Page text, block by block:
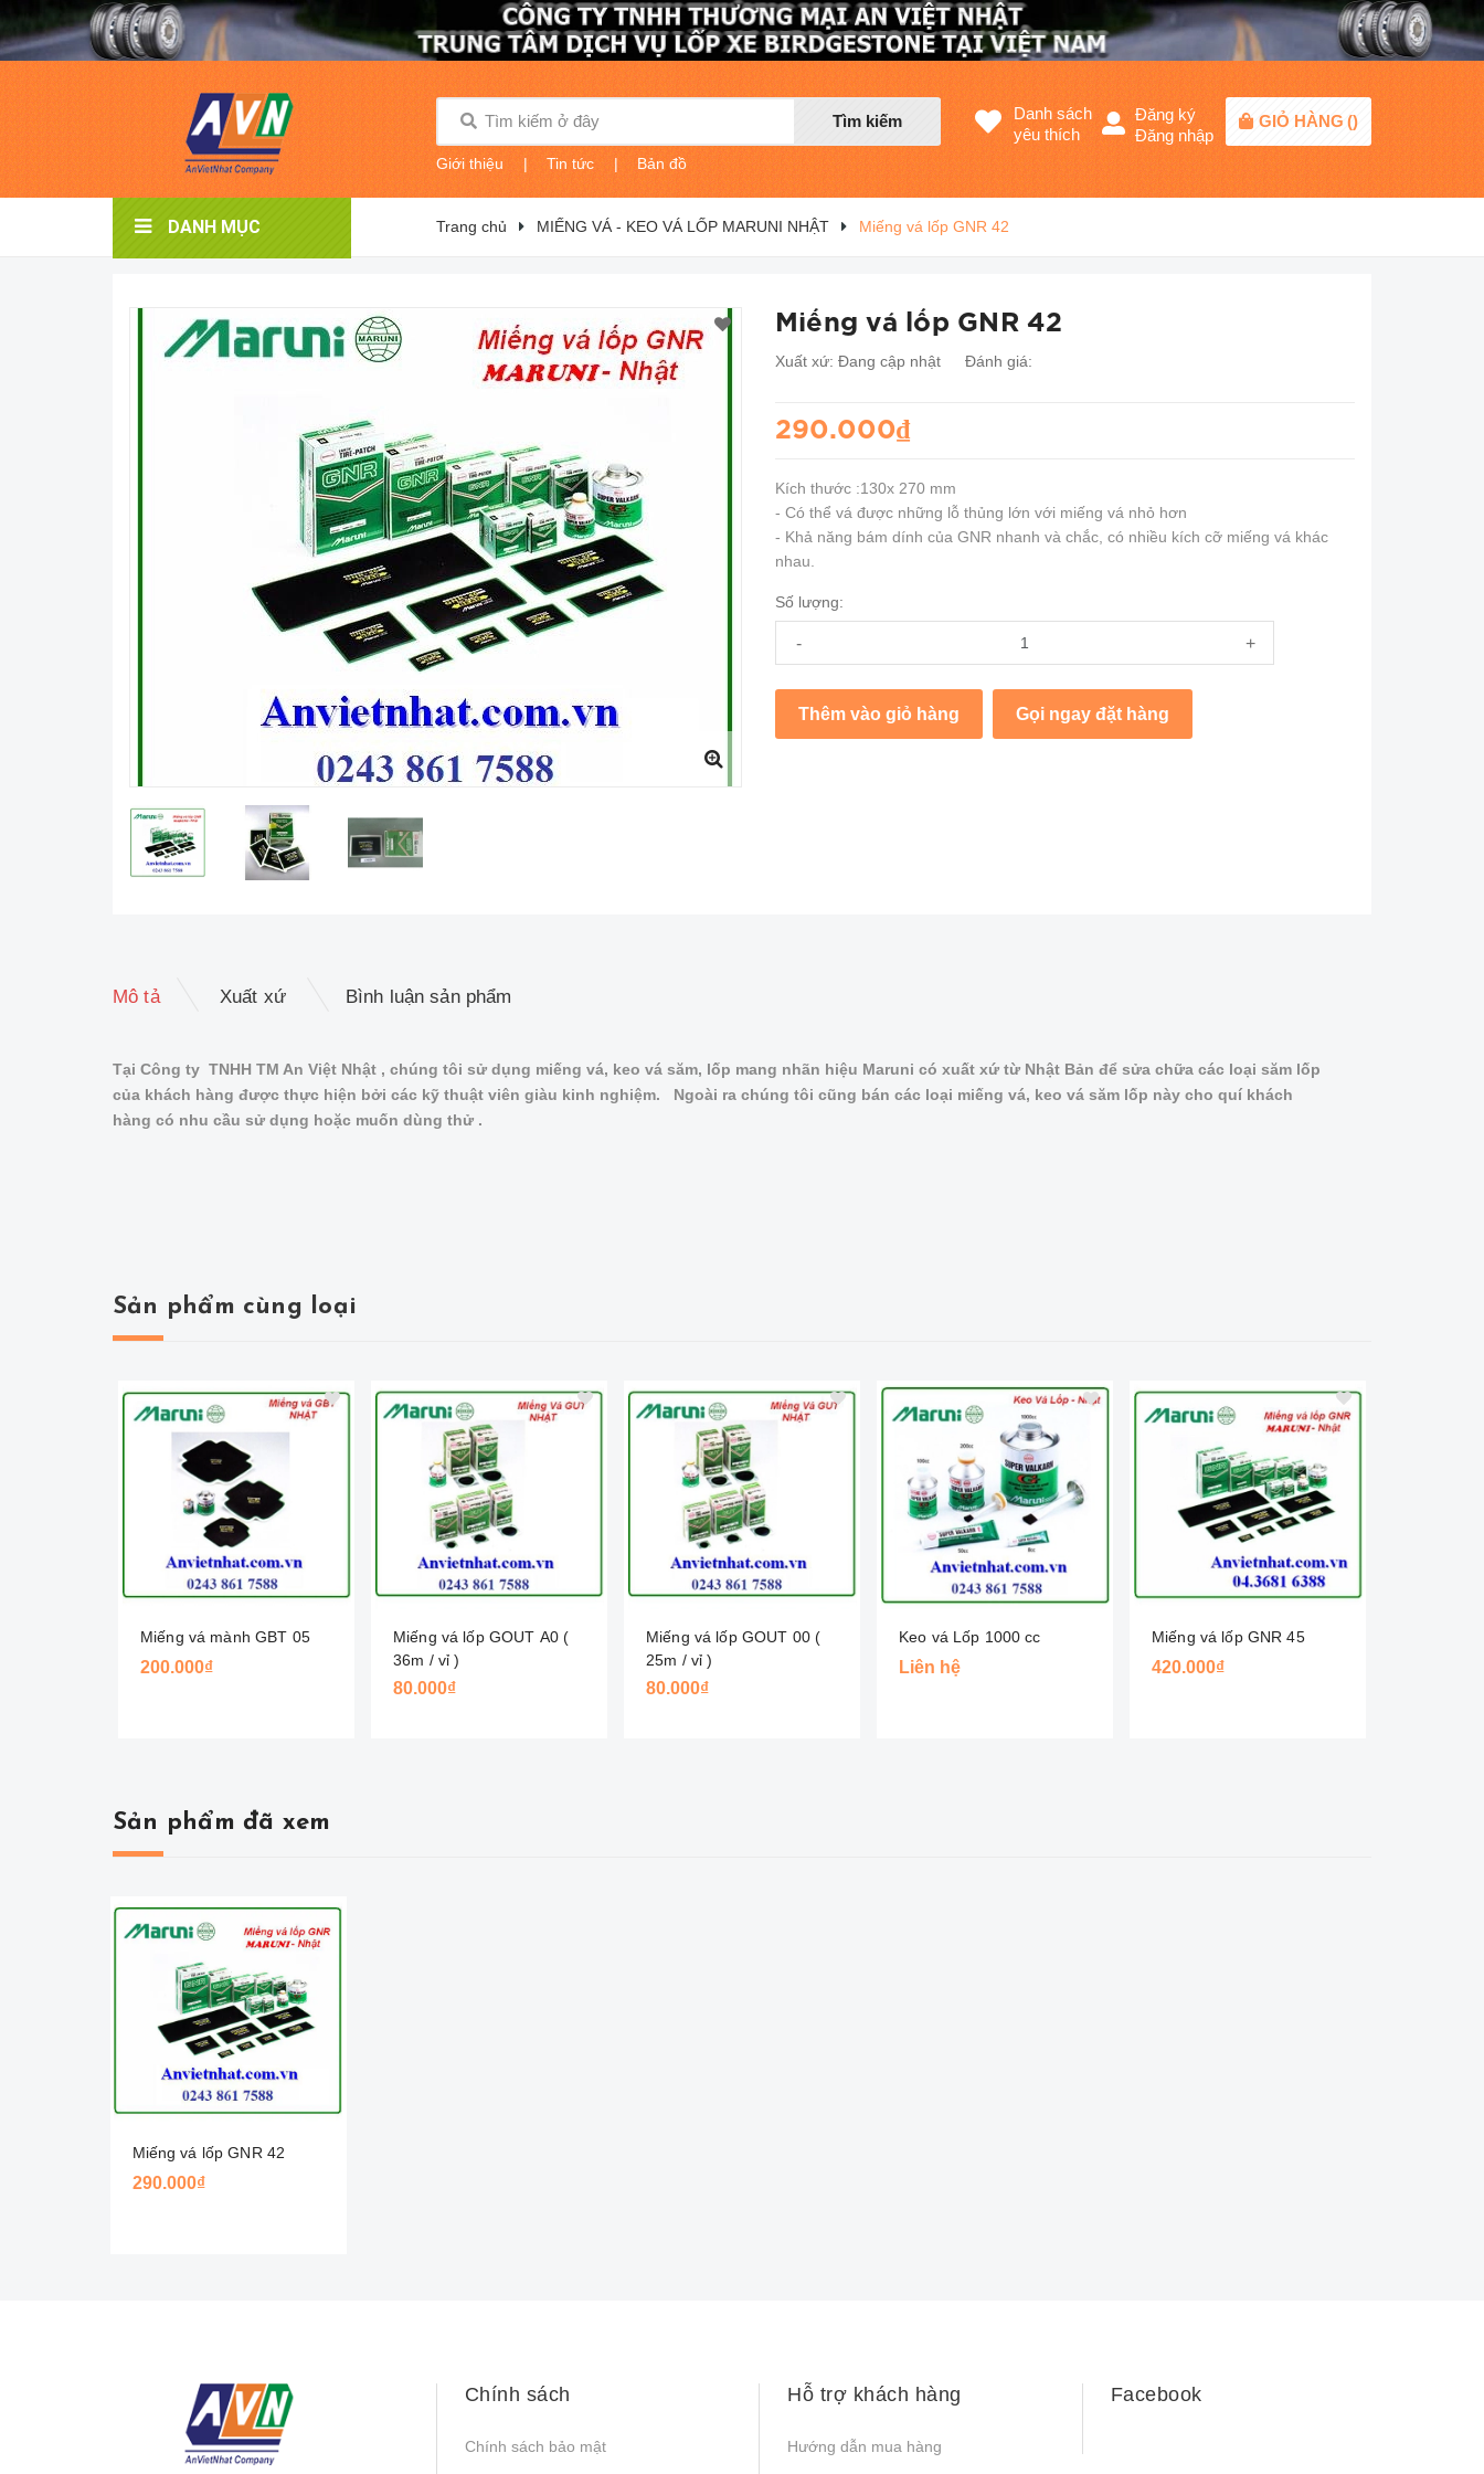
Tìm kiếm
Giới thiệu | Tin tức | Bản đồ
Danh sách
yêu thích
Đăng ký
Đăng nhập
GIỎ HÀNG ()
DANH MỤC Trang chủ MIẾNG VÁ - KEO VÁ LỐP MARUNI NHẬT Miếng vá lốp GNR 42
Miếng vá lốp GNR 42
Xuất xứ: Đang cập nhật Đánh giá:
290.000₫
Kích thước :130x 270 mm
- Có thể vá được những lỗ thủng lớn với miếng vá nhỏ hơn
- Khả năng bám dính của GNR nhanh và chắc, có nhiều kích cỡ miếng vá khác
nhau.
Số lượng:
- +
Thêm vào giỏ hàng Gọi ngay đặt hàng
Mô tả Xuất xứ Bình luận sản phẩm
Tại Công ty TNHH TM An Việt Nhật , chúng tôi sử dụng miếng vá, keo vá săm, lốp mang nhãn hiệu Maruni có xuất xứ từ Nhật Bản để sửa chữa các loại săm lốp
của khách hàng được thực hiện bởi các kỹ thuật viên giàu kinh nghiệm. Ngoài ra chúng tôi cũng bán các loại miếng vá, keo vá săm lốp này cho quí khách
hàng có nhu cầu sử dụng hoặc muốn dùng thử .
Sản phẩm cùng loại
Miếng vá mành GBT 05
200.000₫
Miếng vá lốp GOUT A0 (
36m / vỉ )
80.000₫
Miếng vá lốp GOUT 00 (
25m / vỉ )
80.000₫
Keo vá Lốp 1000 cc
Liên hệ
Miếng vá lốp GNR 45
420.000₫
Sản phẩm đã xem
Miếng vá lốp GNR 42
290.000₫
Chính sách
Chính sách bảo mật
Hỗ trợ khách hàng
Hướng dẫn mua hàng
Facebook